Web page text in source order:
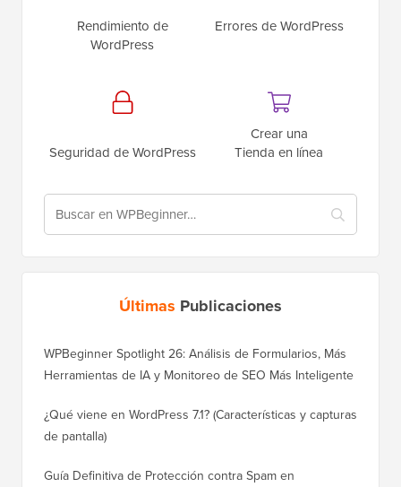
Rendimiento de
WordPress
Errores de WordPress
Seguridad de WordPress
Crear una
Tienda en línea
Últimas Publicaciones
WPBeginner Spotlight 26: Análisis de Formularios, Más
Herramientas de IA y Monitoreo de SEO Más Inteligente
¿Qué viene en WordPress 7.1? (Características y capturas
de pantalla)
Guía Definitiva de Protección contra Spam en